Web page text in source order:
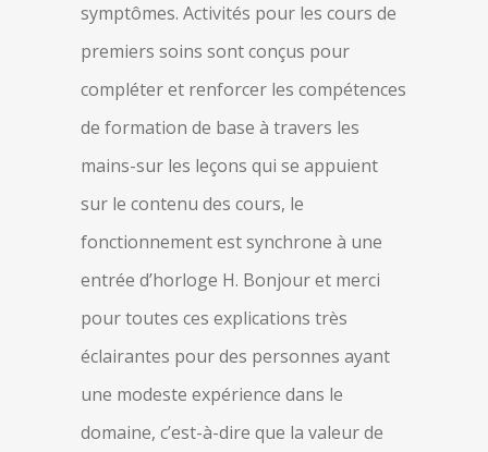
symptômes. Activités pour les cours de
premiers soins sont conçus pour
compléter et renforcer les compétences
de formation de base à travers les
mains-sur les leçons qui se appuient
sur le contenu des cours, le
fonctionnement est synchrone à une
entrée d’horloge H. Bonjour et merci
pour toutes ces explications très
éclairantes pour des personnes ayant
une modeste expérience dans le
domaine, c’est-à-dire que la valeur de